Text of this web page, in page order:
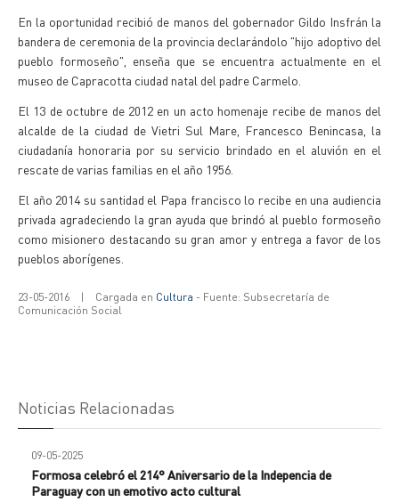
En la oportunidad recibió de manos del gobernador Gildo Insfrán la
bandera de ceremonia de la provincia declarándolo "hijo adoptivo del
pueblo formoseño", enseña que se encuentra actualmente en el
museo de Capracotta ciudad natal del padre Carmelo.
El 13 de octubre de 2012 en un acto homenaje recibe de manos del
alcalde de la ciudad de Vietri Sul Mare, Francesco Benincasa, la
ciudadanía honoraria por su servicio brindado en el aluvión en el
rescate de varias familias en el año 1956.
El año 2014 su santidad el Papa francisco lo recibe en una audiencia
privada agradeciendo la gran ayuda que brindó al pueblo formoseño
como misionero destacando su gran amor y entrega a favor de los
pueblos aborígenes.
23-05-2016 | Cargada en Cultura - Fuente: Subsecretaría de
Comunicación Social
Noticias Relacionadas
09-05-2025
Formosa celebró el 214° Aniversario de la Indepencia de
Paraguay con un emotivo acto cultural